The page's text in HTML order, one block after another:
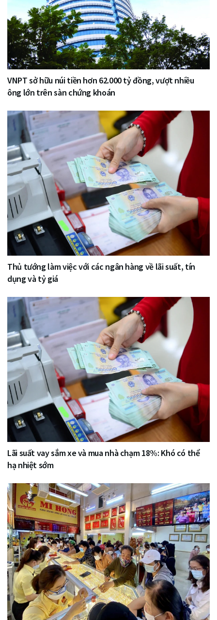
VNPT sở hữu núi tiền hơn 62.000 tỷ đồng, vượt nhiều
ông lớn trên sàn chứng khoán
Thủ tướng làm việc với các ngân hàng về lãi suất, tín
dụng và tỷ giá
Lãi suất vay sắm xe và mua nhà chạm 18%: Khó có thể
hạ nhiệt sớm